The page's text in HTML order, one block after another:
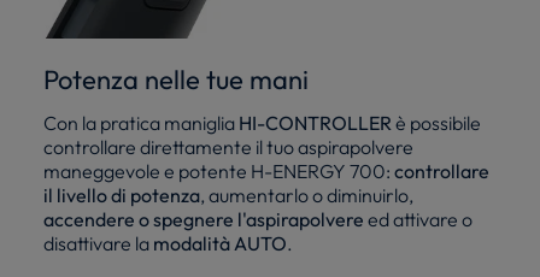
Potenza nelle tue mani
Con la pratica maniglia HI-CONTROLLER è possibile
controllare direttamente il tuo aspirapolvere
maneggevole e potente H-ENERGY 700: controllare
il livello di potenza, aumentarlo o diminuirlo,
accendere o spegnere l'aspirapolvere ed attivare o
disattivare la modalità AUTO.